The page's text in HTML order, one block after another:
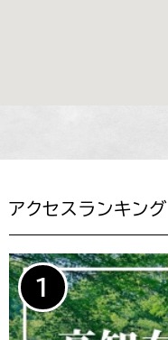
アクセスランキング
1